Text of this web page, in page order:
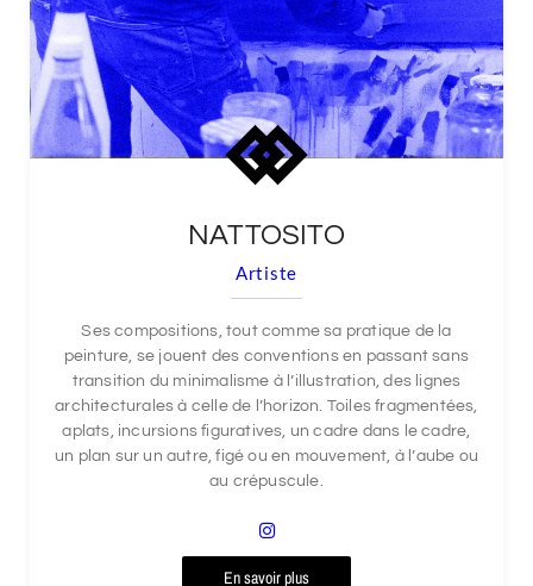
NATTOSITO
Artiste
Ses compositions, tout comme sa pratique de la
peinture, se jouent des conventions en passant sans
transition du minimalisme à l’illustration, des lignes
architecturales à celle de l’horizon. Toiles fragmentées,
aplats, incursions figuratives, un cadre dans le cadre,
un plan sur un autre, figé ou en mouvement, à l’aube ou
au crépuscule.
En savoir plus